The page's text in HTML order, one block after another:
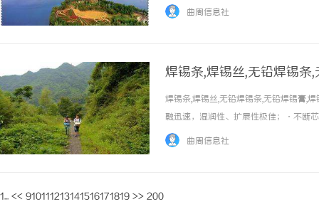
的SEO公司，如何才能挑选出最适合自
曲周信息社
焊锡条,焊锡丝,无铅焊锡条
锡膏、锌丝、环保焊锡丝
焊锡条,焊锡丝,无铅焊锡条,无铅焊锡膏,
融迅速，湿润性、扩展性极佳；·不断
线整齐。 ...……
曲周信息社
1... << 910111213141516171819 >> 200